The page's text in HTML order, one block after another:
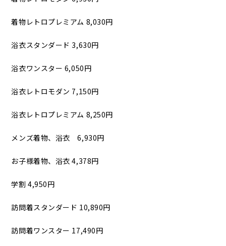
着物レトロプレミアム 8,030円
浴衣スタンダード 3,630円
浴衣ワンスター 6,050円
浴衣レトロモダン 7,150円
浴衣レトロプレミアム 8,250円
メンズ着物、浴衣 6,930円
お子様着物、浴衣 4,378円
学割 4,950円
訪問着スタンダード 10,890円
訪問着ワンスター 17,490円